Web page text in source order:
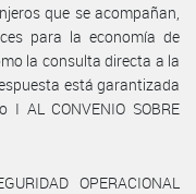
que se acompañan,
para la economía de
la consulta directa a la
está garantizada
AL CONVENIO SOBRE
OPERACIONAL